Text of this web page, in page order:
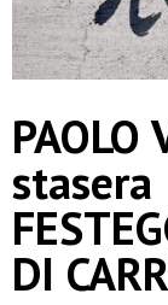
PAOLO
DI